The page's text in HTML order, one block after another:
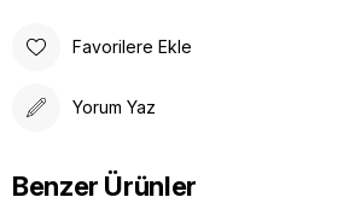
Favorilere Ekle
Yorum Yaz
Benzer Ürünler